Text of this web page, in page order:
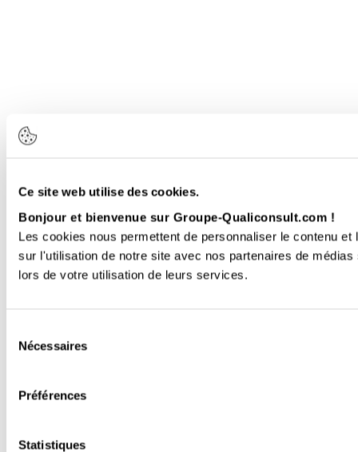
Ce site web utilise des cookies.
Bonjour et bienvenue sur Groupe-Qualiconsult.com !
Les cookies nous permettent de personnaliser le contenu
sur l'utilisation de notre site avec nos partenaires de
lors de votre utilisation de leurs services.
Nécessaires
Préférences
Statistiques